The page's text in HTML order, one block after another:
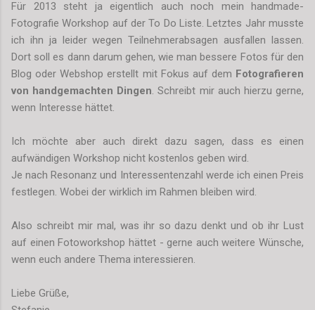
Für 2013 steht ja eigentlich auch noch mein handmade-
Fotografie Workshop auf der To Do Liste. Letztes Jahr musste
ich ihn ja leider wegen Teilnehmerabsagen ausfallen lassen.
Dort soll es dann darum gehen, wie man bessere Fotos für den
Blog oder Webshop erstellt mit Fokus auf dem Fotografieren
von handgemachten Dingen . Schreibt mir auch hierzu gerne,
wenn Interesse hättet.
Ich möchte aber auch direkt dazu sagen, dass es einen
aufwändigen Workshop nicht kostenlos geben wird.
Je nach Resonanz und Interessentenzahl werde ich einen Preis
festlegen. Wobei der wirklich im Rahmen bleiben wird.
Also schreibt mir mal, was ihr so dazu denkt und ob ihr Lust
auf einen Fotoworkshop hättet - gerne auch weitere Wünsche,
wenn euch andere Thema interessieren.
Liebe Grüße,